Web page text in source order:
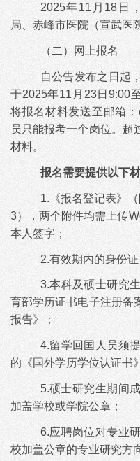
2025年11月18日
局、赤峰市医院（宣武医
（二）网上报名
自公告发布之日起
于2025年11月23日9:00
将报名材料发送至邮箱：
员只能报考一个岗位。超
材料。
报名需要提供以下材
1.《报名登记表》
3），两个附件均需上传
本人签字；
2.有效期内的身份证
3.本科及硕士研究
育部学历证书电子注册备
报告》；
4.留学回国人员须
的《国外学历学位认证书
5.硕士研究生期间
加盖学校或学院公章；
6.应聘岗位对专业
校加盖公章的专业研究方